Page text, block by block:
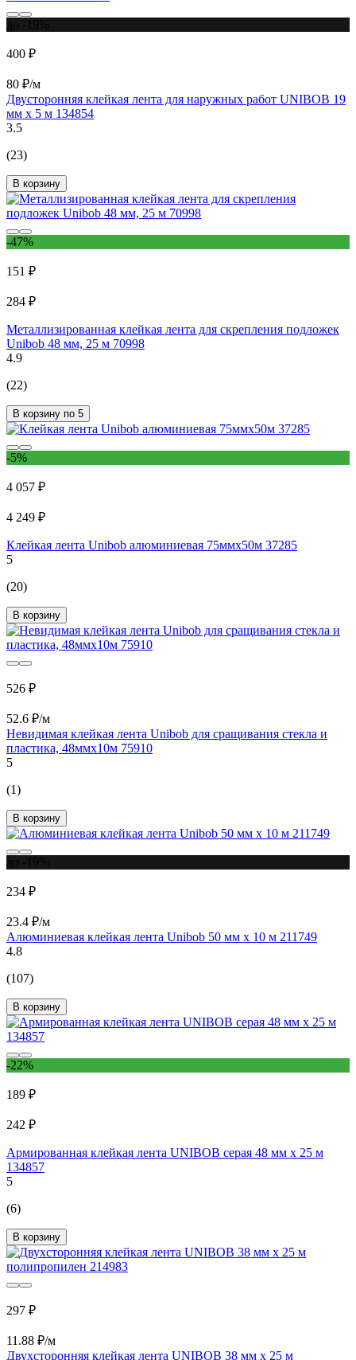
400 ₽
80 ₽/м
Двусторонняя клейкая лента для наружных работ UNIBOB 19
мм х 5 м 134854
3.5
(23)
В корзину
-47%
151 ₽
284 ₽
Металлизированная клейкая лента для скрепления подложек
Unibob 48 мм, 25 м 70998
4.9
(22)
В корзину по 5
-5%
4 057 ₽
4 249 ₽
Клейкая лента Unibob алюминиевая 75ммх50м 37285
5
(20)
В корзину
526 ₽
52.6 ₽/м
Невидимая клейкая лента Unibob для сращивания стекла и
пластика, 48ммх10м 75910
5
(1)
В корзину
234 ₽
23.4 ₽/м
Алюминиевая клейкая лента Unibob 50 мм х 10 м 211749
4.8
(107)
В корзину
-22%
189 ₽
242 ₽
Армированная клейкая лента UNIBOB серая 48 мм х 25 м
134857
5
(6)
В корзину
297 ₽
11.88 ₽/м
Двухсторонняя клейкая лента UNIBOB 38 мм х 25 м